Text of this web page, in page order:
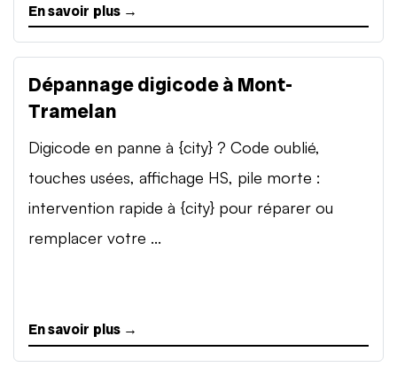
En savoir plus →
Dépannage digicode à Mont-
Tramelan
Digicode en panne à {city} ? Code oublié,
touches usées, affichage HS, pile morte :
intervention rapide à {city} pour réparer ou
remplacer votre ...
En savoir plus →